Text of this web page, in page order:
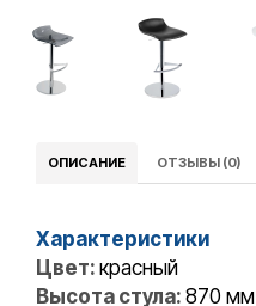
ОПИСАНИЕ ОТЗЫВЫ (0)
Характеристики
Цвет: красный
Высота стула: 870 мм